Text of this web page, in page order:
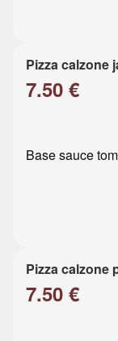
Pizza calzone
7.50 €
Base sauce
Pizza calzone
7.50 €